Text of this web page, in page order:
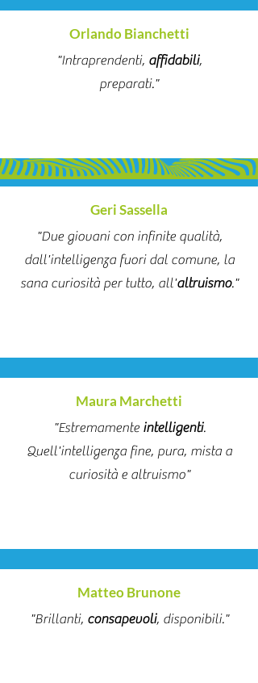
Orlando Bianchetti
"Intraprendenti, affidabili,
preparati."
Geri Sassella
"Due giovani con infinite qualità,
dall'intelligenza fuori dal comune, la
sana curiosità per tutto, all'altruismo."
Maura Marchetti
"Estremamente intelligenti.
Quell'intelligenza fine, pura, mista a
curiosità e altruismo"
Matteo Brunone
"Brillanti, consapevoli, disponibili."